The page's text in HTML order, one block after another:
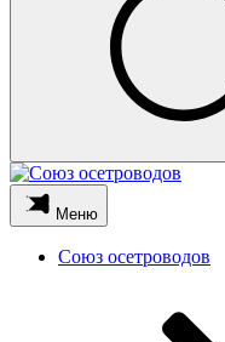
Меню
Союз осетроводов